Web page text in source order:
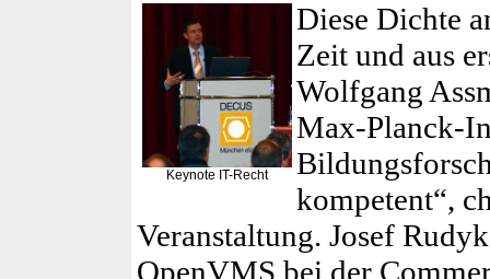
Keynote IT-Recht
Diese Dichte
Zeit und aus
Wolfgang
Max-Planck-
kompetent“,
Veranstaltung. Josef
OpenVMS bei der